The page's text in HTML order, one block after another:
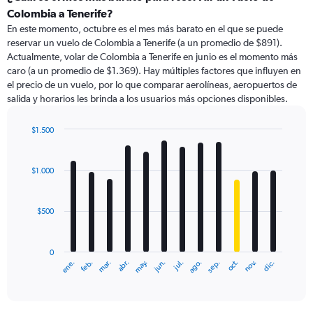
Range:
categories.
The
chart
has
1
Y
displaying
Colombia a Tenerife?
En este momento, octubre es el mes más barato en el que se puede
reservar un vuelo de Colombia a Tenerife (a un promedio de $891).
Actualmente, volar de Colombia a Tenerife en junio es el momento más
caro (a un promedio de $1.369). Hay múltiples factores que influyen en
el precio de un vuelo, por lo que comparar aerolíneas, aeropuertos de
salida y horarios les brinda a los usuarios más opciones disponibles.
with
12
The
ene. feb. mar. abr. may. jun. jul. ago. sep. oct. nov. dic.
0
$500
$1.000
$1.500